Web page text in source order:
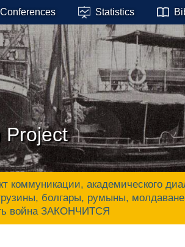
Conferences Statistics
Project
академического
болгары, румыны,
война ЗАКОНЧИТСЯ